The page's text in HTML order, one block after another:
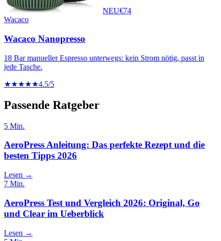
NEU€74
Wacaco
Wacaco Nanopresso
18 Bar manueller Espresso unterwegs: kein Strom nötig, passt in
jede Tasche.
★★★★★4.5/5
Passende Ratgeber
5 Min.
AeroPress Anleitung: Das perfekte Rezept und die
besten Tipps 2026
Lesen →
7 Min.
AeroPress Test und Vergleich 2026: Original, Go
und Clear im Ueberblick
Lesen →